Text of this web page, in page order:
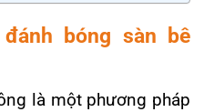
bóng sàn bê
là một phương pháp